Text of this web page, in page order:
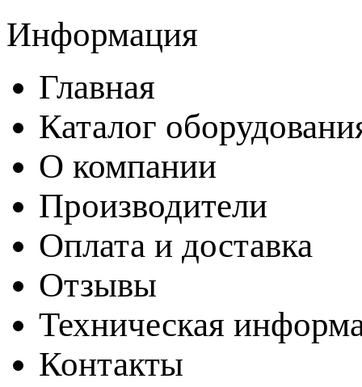
Информация
Главная
Каталог
О компании
Производители
Оплата и доставка
Отзывы
Техническая
Контакты